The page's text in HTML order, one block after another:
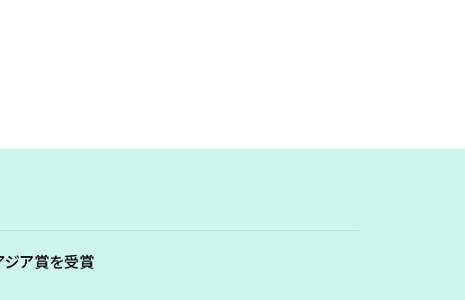
ジア賞を受賞